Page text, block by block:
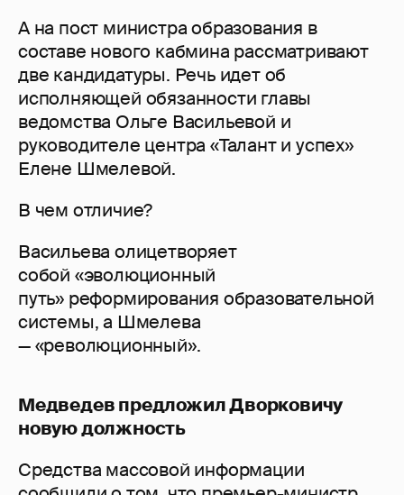
А на пост министра образования в
составе нового кабмина рассматривают
две кандидатуры. Речь идет об
исполняющей обязанности главы
ведомства Ольге Васильевой и
руководителе центра «Талант и успех»
Елене Шмелевой.
В чем отличие?
Васильева олицетворяет
собой «эволюционный
путь» реформирования образовательной
системы, а Шмелева
— «революционный».
Медведев предложил Дворковичу
новую должность
Средства массовой информации